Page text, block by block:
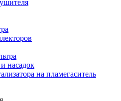
насадок
на пламегаситель